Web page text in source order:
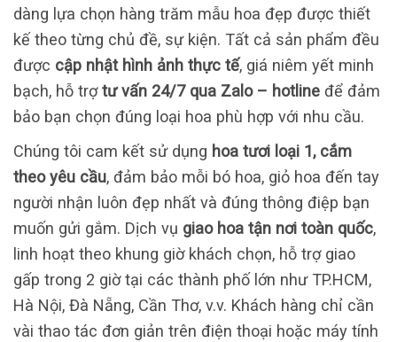
dàng lựa chọn hàng trăm mẫu hoa đẹp được thiết
kế theo từng chủ đề, sự kiện. Tất cả sản phẩm đều
được cập nhật hình ảnh thực tế, giá niêm yết minh
bạch, hỗ trợtư vấn 24/7 qua Zalo – hotline để đảm
bảo bạn chọn đúng loại hoa phù hợp với nhu cầu.
Chúng tôi cam kết sử dụng hoa tươi loại 1, cắm
theo yêu cầu, đảm bảo mỗi bó hoa, giỏ hoa đến tay
người nhận luôn đẹp nhất và đúng thông điệp bạn
muốn gửi gắm. Dịch vụ giao hoa tận nơi toàn quốc,
linh hoạt theo khung giờ khách chọn, hỗ trợ giao
gấp trong 2 giờ tại các thành phố lớn như TP.HCM,
Hà Nội, Đà Nẵng, Cần Thơ, v.v. Khách hàng chỉ cần
vài thao tác đơn giản trên điện thoại hoặc máy tính